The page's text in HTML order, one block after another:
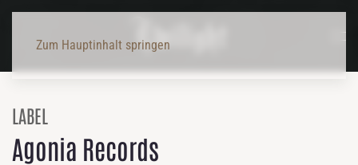
Zum Hauptinhalt springen
LABEL
Agonia Records